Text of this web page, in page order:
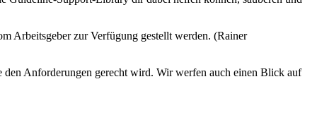
Arbeitsgeber zur Verfügung gestellt werden. (Rainer
den Anforderungen gerecht wird. Wir werfen auch einen Blick auf